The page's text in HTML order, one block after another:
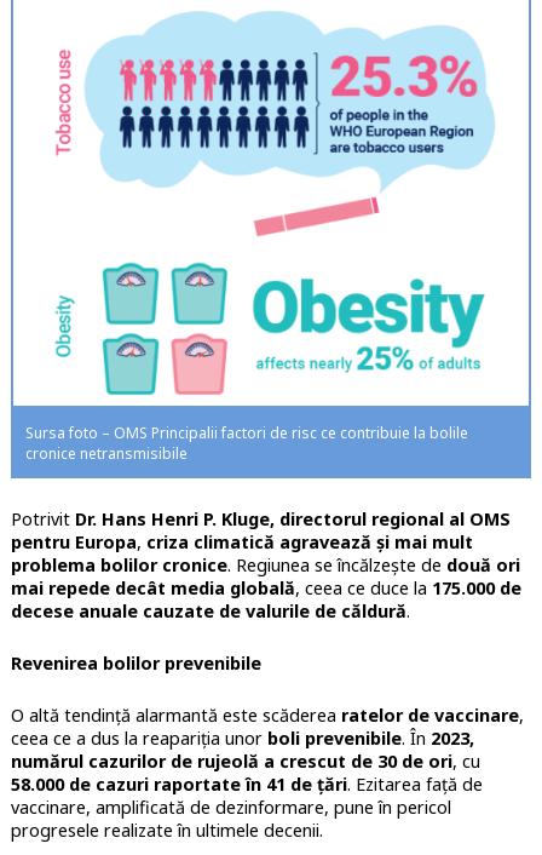
Sursa foto – OMS Principalii factori de risc ce contribuie la bolile
cronice netransmisibile
Potrivit Dr. Hans Henri P. Kluge, directorul regional al OMS
pentru Europa, criza climatică agravează și mai mult
problema bolilor cronice. Regiunea se încălzește de două ori
mai repede decât media globală, ceea ce duce la 175.000 de
decese anuale cauzate de valurile de căldură.
Revenirea bolilor prevenibile
O altă tendință alarmantă este scăderea ratelor de vaccinare,
ceea ce a dus la reapariția unor boli prevenibile. În 2023,
numărul cazurilor de rujeolă a crescut de 30 de ori, cu
58.000 de cazuri raportate în 41 de țări. Ezitarea față de
vaccinare, amplificată de dezinformare, pune în pericol
progresele realizate în ultimele decenii.